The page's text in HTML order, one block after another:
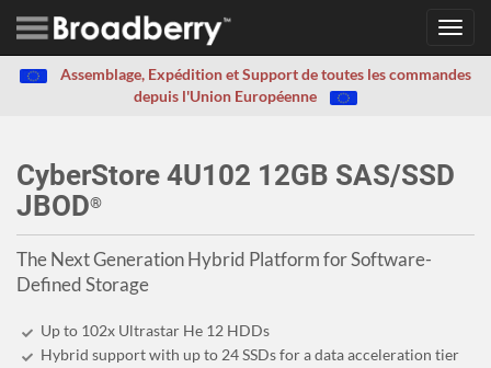
Assemblage, Expédition et Support de toutes les commandes
depuis l'Union Européenne
CyberStore 4U102 12GB SAS/SSD
JBOD®
The Next Generation Hybrid Platform for Software-
Defined Storage
Up to 102x Ultrastar He 12 HDDs
Hybrid support with up to 24 SSDs for a data acceleration tier